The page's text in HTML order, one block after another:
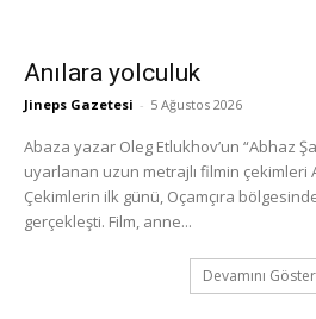
Anılara yolculuk
Jineps Gazetesi - 5 Ağustos 2026
Abaza yazar Oleg Etlukhov’un “Abhaz
uyarlanan uzun metrajlı filmin çekimleri
Çekimlerin ilk günü, Oçamçıra
gerçekleşti. Film, anne...
Devamını Göster